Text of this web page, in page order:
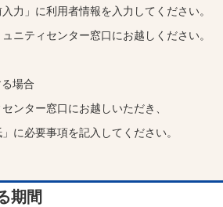
入力」に利用者情報を入力してください。
ニティセンター窓口にお越しください。
場合
ンター窓口にお越しいただき、
」に必要事項を記入してください。
期間